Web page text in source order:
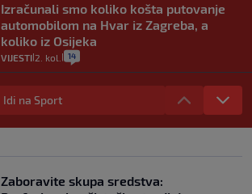
Izračunali smo koliko košta putovanje
automobilom na Hvar iz Zagreba, a
koliko iz Osijeka
VIJESTI 2. kol. 14
"Kći je otišla na more, a zaboravila
zdravstvenu iskaznicu". Kakva su prava
pacijenata izvan mjesta prebivališta?
1
Plenković na 15 dana ukine mjere: "Ne bi
se dogodilo ništa. Vlada se zaljubila u te
Idi na Sport
Zaboravite skupa sredstva: